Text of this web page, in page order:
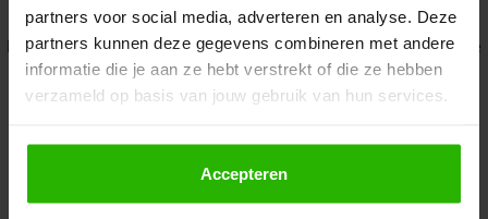
partners voor social media, adverteren en analyse. Deze
partners kunnen deze gegevens combineren met andere
informatie die je aan ze hebt verstrekt of die ze hebben
verzameld op basis van jouw gebruik van hun services.
Als je op "Accepteer" klikt, dan geef je Voordeeluitjes.nl
toestemming om cookies voor social media en
gepersonaliseerde advertenties te plaatsen.
Accepteren
Application error: a client-side exception has occurred while
loadingwww.voordeeluitjes.nl (see the browser console for more
information).